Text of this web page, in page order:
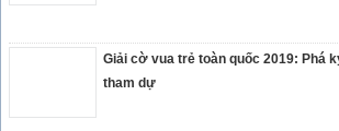
Giải cờ vua trẻ toàn quốc 2019: Phá
tham dự